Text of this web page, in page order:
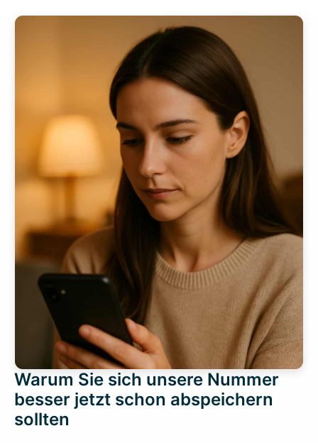
Warum Sie sich unsere Nummer
besser jetzt schon abspeichern
sollten